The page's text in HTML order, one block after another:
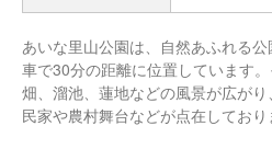
あいな里山公園は、自然あふれる
車で30分の距離に位置しています。
畑、溜池、蓮地などの風景が広が
民家や農村舞台などが点在しており